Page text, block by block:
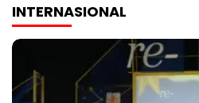
INTERNASIONAL